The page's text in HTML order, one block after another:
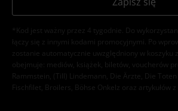
*Kod jest ważny przez 4 tygodnie. Do
łączy się z innymi kodami promocyjnymi. Po
zostanie automatycznie uwzględniony w koszyku
obejmuje: mediów, książek, biletów, voucherów
Rammstein, (Till) Lindemann, Die Ärzte, Die
Fischfilet, Broilers, Böhse Onkelz oraz artykułów